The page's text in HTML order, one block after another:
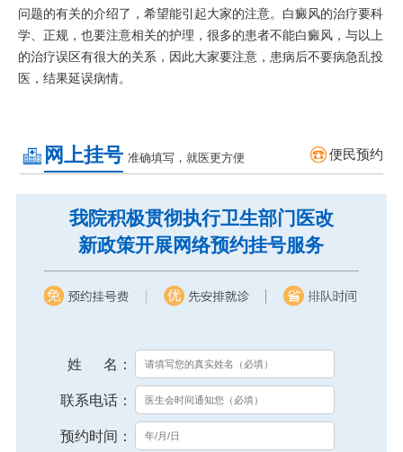
问题的有关的介绍了，希望能引起大家的注意。白癜风的治疗要科
学、正规，也要注意相关的护理，很多的患者不能白癜风，与以上
的治疗误区有很大的关系，因此大家要注意，患病后不要病急乱投
医，结果延误病情。
网上挂号 准确填写，就医更方便 便民预约
我院积极贯彻执行卫生部门医改
新政策开展网络预约挂号服务
姓 名：
联系电话：
预约时间：